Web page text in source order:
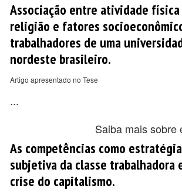
Associação entre atividade
religião e fatores
trabalhadores de uma
nordeste brasileiro.
Artigo apresentado no Tese
...
Saiba mais sobre
As competências como
subjetiva da classe trabalhadora
crise do capitalismo.